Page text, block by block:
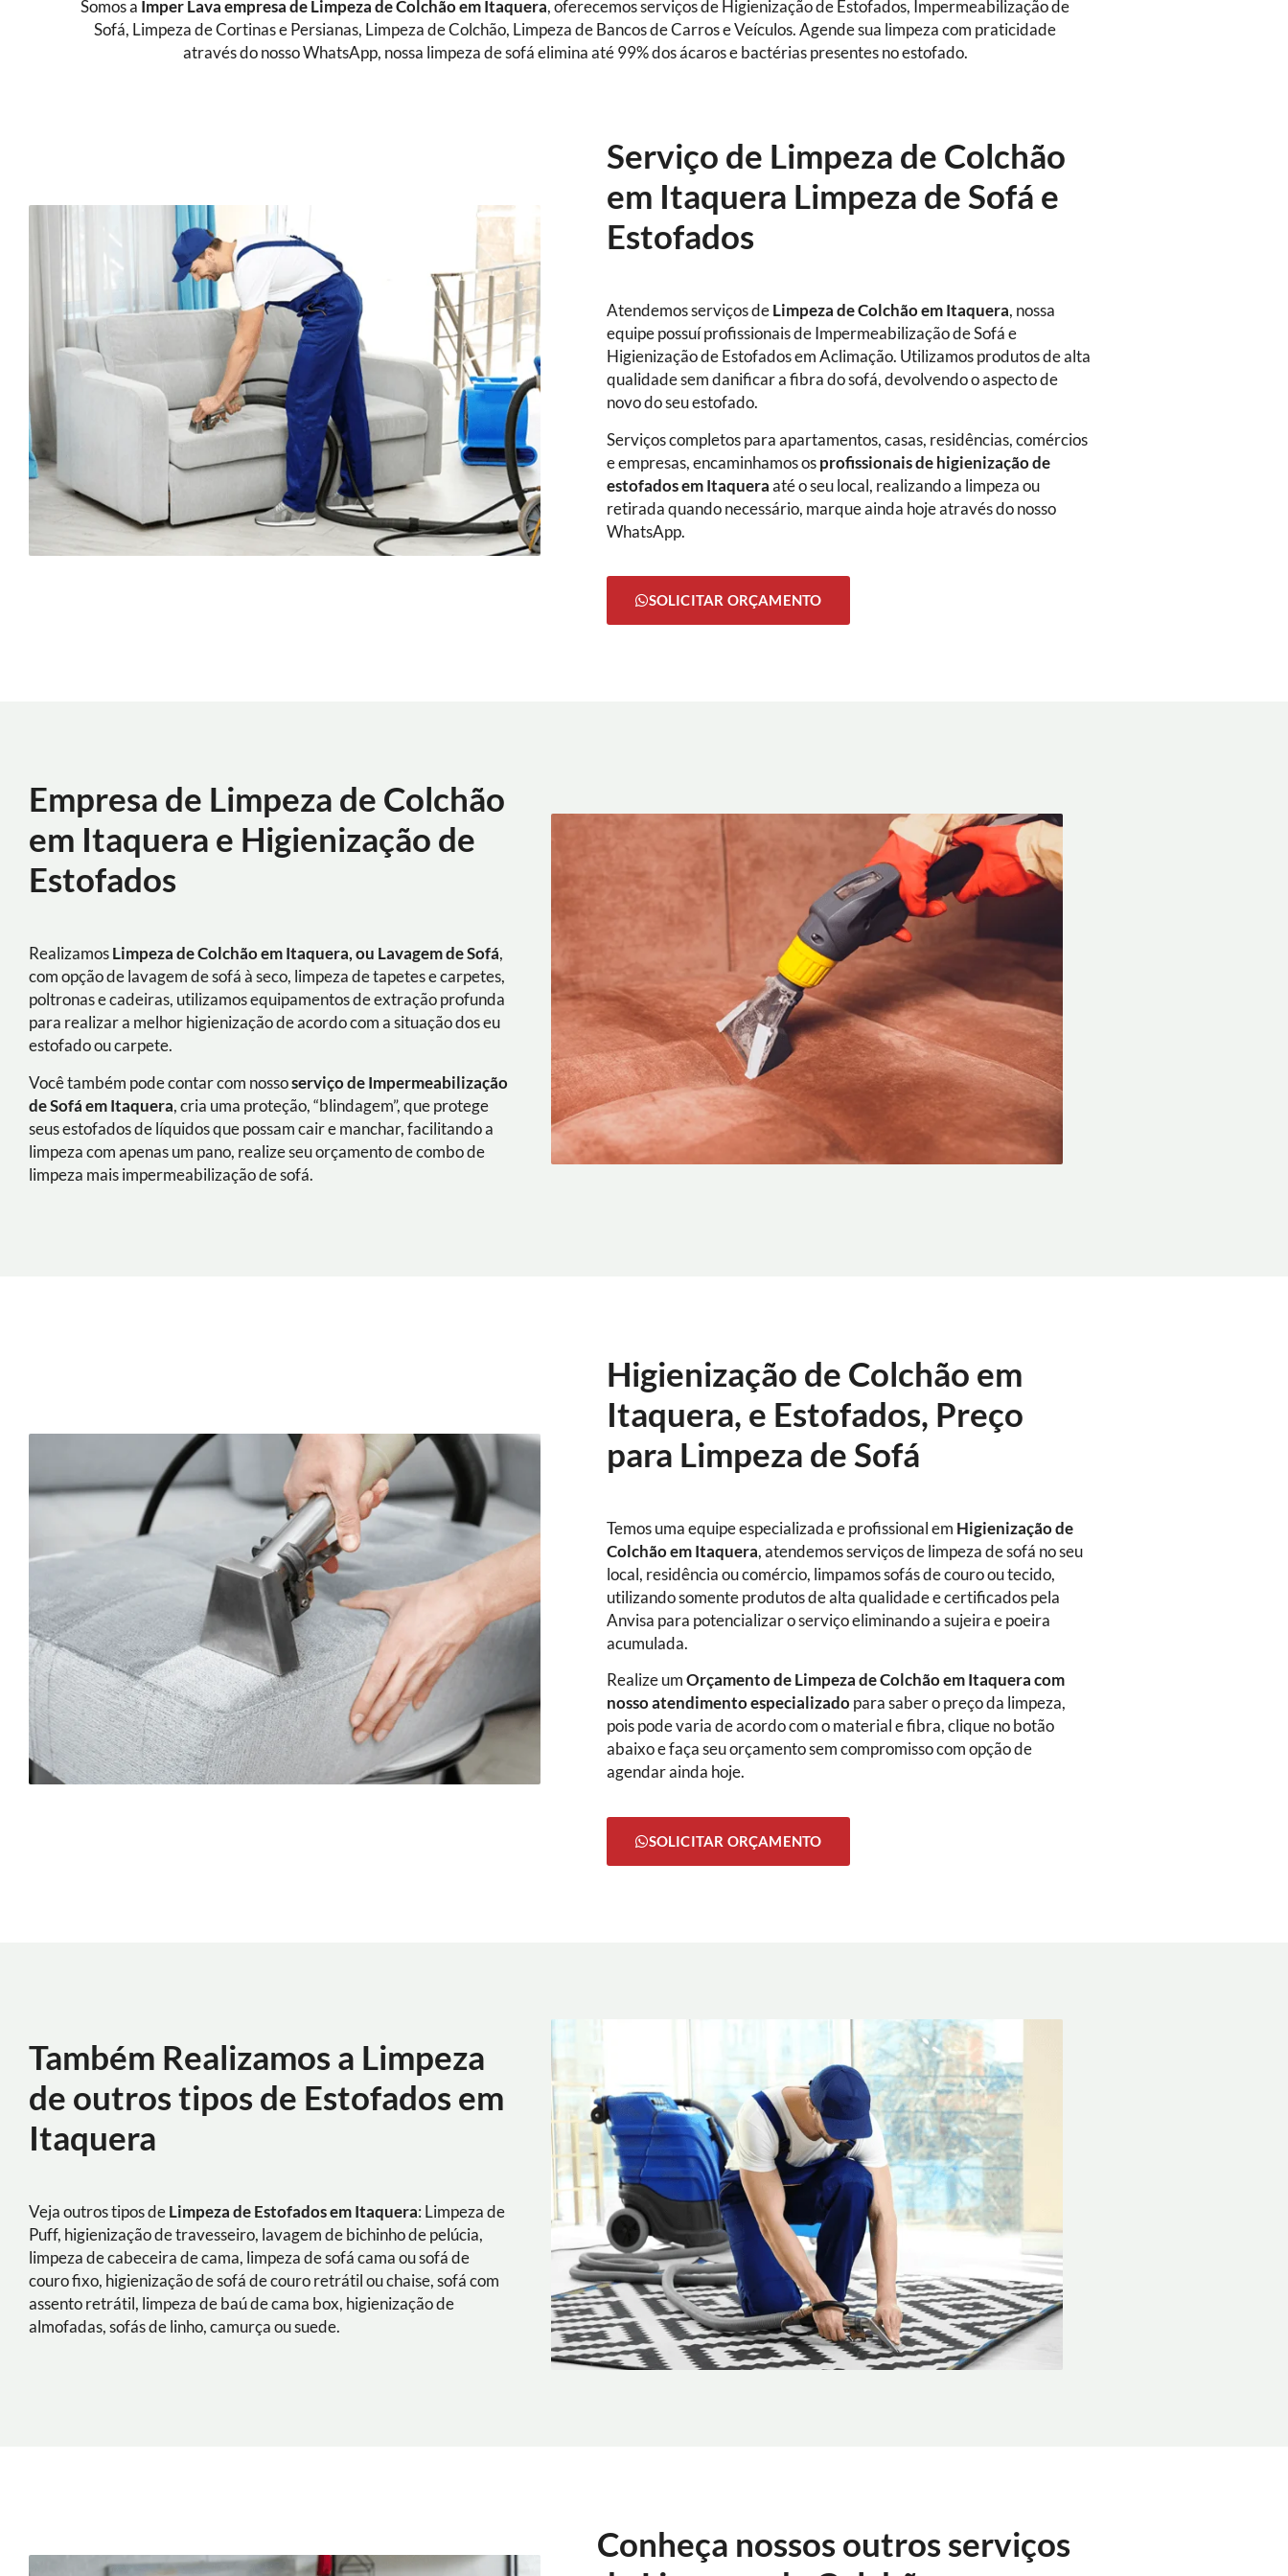
Somos a Imper Lava empresa de Limpeza de Colchão em Itaquera, oferecemos serviços de Higienização de Estofados, Impermeabilização de
Sofá, Limpeza de Cortinas e Persianas, Limpeza de Colchão, Limpeza de Bancos de Carros e Veículos. Agende sua limpeza com praticidade
através do nosso WhatsApp, nossa limpeza de sofá elimina até 99% dos ácaros e bactérias presentes no estofado.
Serviço de Limpeza de Colchão
em Itaquera Limpeza de Sofá e
Estofados
Atendemos serviços de Limpeza de Colchão em Itaquera, nossa
equipe possuí profissionais de Impermeabilização de Sofá e
Higienização de Estofados em Aclimação. Utilizamos produtos de alta
qualidade sem danificar a fibra do sofá, devolvendo o aspecto de
novo do seu estofado.
Serviços completos para apartamentos, casas, residências, comércios
e empresas, encaminhamos os profissionais de higienização de
estofados em Itaquera até o seu local, realizando a limpeza ou
retirada quando necessário, marque ainda hoje através do nosso
WhatsApp.
SOLICITAR ORÇAMENTO
Empresa de Limpeza de Colchão
em Itaquera e Higienização de
Estofados
Realizamos Limpeza de Colchão em Itaquera, ou Lavagem de Sofá,
com opção de lavagem de sofá à seco, limpeza de tapetes e carpetes,
poltronas e cadeiras, utilizamos equipamentos de extração profunda
para realizar a melhor higienização de acordo com a situação dos eu
estofado ou carpete.
Você também pode contar com nossoserviço de Impermeabilização
de Sofá em Itaquera, cria uma proteção, “blindagem”, que protege
seus estofados de líquidos que possam cair e manchar, facilitando a
limpeza com apenas um pano, realize seu orçamento de combo de
limpeza mais impermeabilização de sofá.
Higienização de Colchão em
Itaquera, e Estofados, Preço
para Limpeza de Sofá
Temos uma equipe especializada e profissional em Higienizaçãode
Colchão em Itaquera, atendemos serviços de limpeza de sofá no seu
local, residência ou comércio, limpamos sofás de couro ou tecido,
utilizando somente produtos de alta qualidade e certificados pela
Anvisa para potencializar o serviço eliminando a sujeira e poeira
acumulada.
Realize umOrçamento de Limpeza de Colchão em Itaquera com
nosso atendimento especializado para saber o preço da limpeza,
pois pode varia de acordo com o material e fibra, clique no botão
abaixo e faça seu orçamento sem compromisso com opção de
agendar ainda hoje.
SOLICITAR ORÇAMENTO
Também Realizamos a Limpeza
de outros tipos de Estofados em
Itaquera
Veja outros tipos de Limpeza de Estofados em Itaquera: Limpeza de
Puff, higienização de travesseiro, lavagem de bichinho de pelúcia,
limpeza de cabeceira de cama, limpeza de sofá cama ou sofá de
couro fixo, higienização de sofá de couro retrátil ou chaise, sofá com
assento retrátil, limpeza de baú de cama box, higienização de
almofadas, sofás de linho, camurça ou suede.
Conheça nossos outros serviços